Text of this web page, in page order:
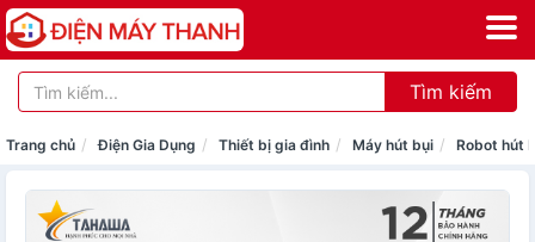
Tìm kiếm
Trang chủ Điện Gia Dụng Thiết bị gia đình Máy hút bụi Robot hút